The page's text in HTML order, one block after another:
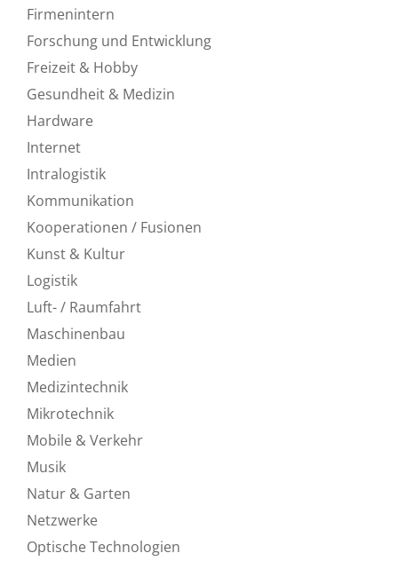
Firmenintern
Forschung und Entwicklung
Freizeit & Hobby
Gesundheit & Medizin
Hardware
Internet
Intralogistik
Kommunikation
Kooperationen / Fusionen
Kunst & Kultur
Logistik
Luft- / Raumfahrt
Maschinenbau
Medien
Medizintechnik
Mikrotechnik
Mobile & Verkehr
Musik
Natur & Garten
Netzwerke
Optische Technologien